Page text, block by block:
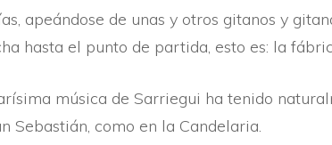
apeándose de unas y otros gitanos y
hasta el punto de partida, esto es: la
música de Sarriegui ha tenido
Sebastián, como en la Candelaria.